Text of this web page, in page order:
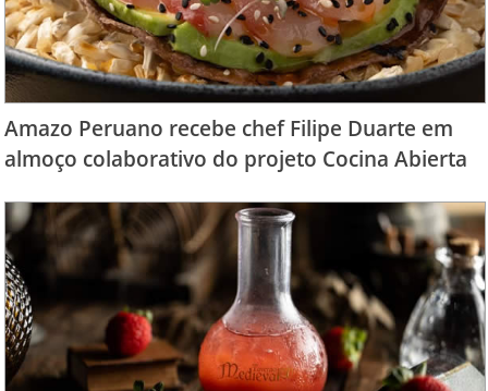
Amazo Peruano recebe chef Filipe Duarte em
almoço colaborativo do projeto Cocina Abierta